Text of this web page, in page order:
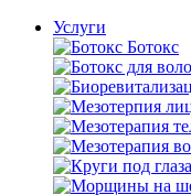
Услуги
Ботокс